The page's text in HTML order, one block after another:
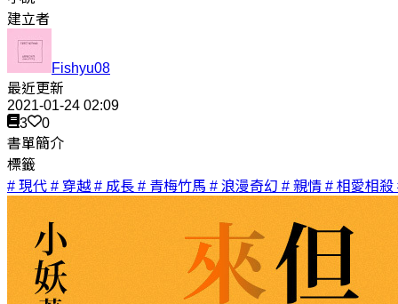
建立者
Fishyu08
最近更新
2021-01-24 02:09
3
0
書單簡介
標籤
# 現代 # 穿越# 成長 # 青梅竹馬 # 浪漫奇幻 # 親情 # 相愛相殺